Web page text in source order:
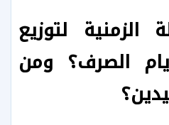
لتوزيع
الصرف؟ ومن